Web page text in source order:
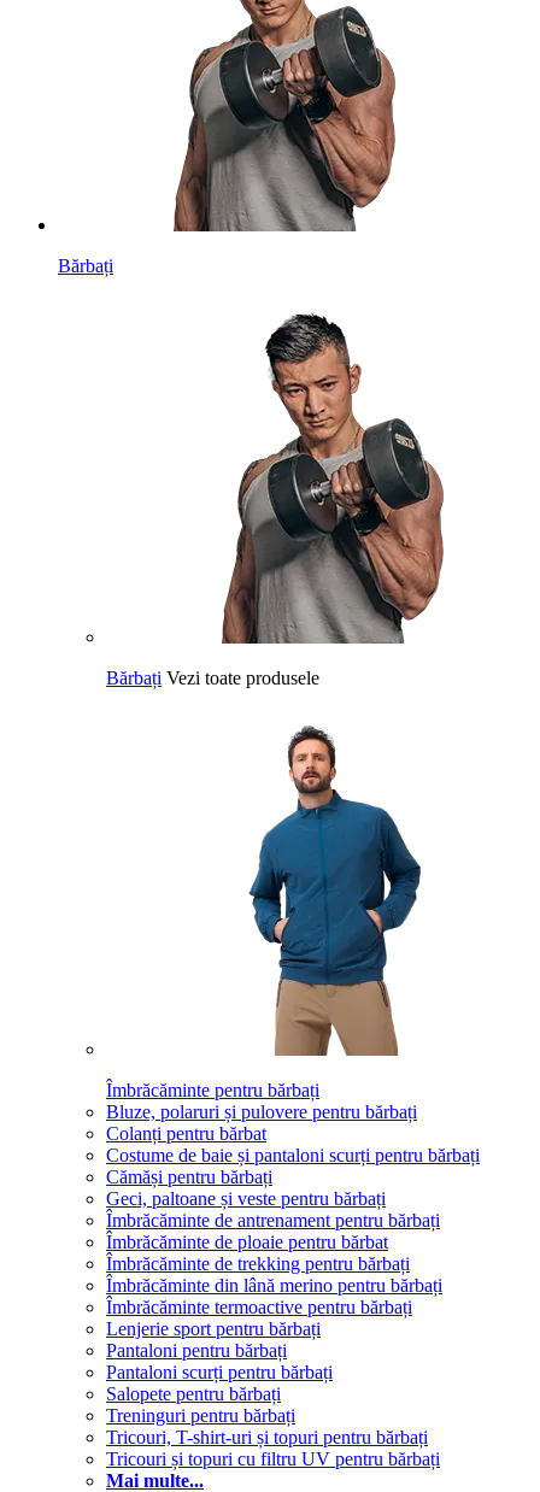
Bărbați
Bărbați Vezi toate produsele
Îmbrăcăminte pentru bărbați
Bluze, polaruri și pulovere pentru bărbați
Colanți pentru bărbat
Costume de baie și pantaloni scurți pentru bărbați
Cămăși pentru bărbați
Geci, paltoane și veste pentru bărbați
Îmbrăcăminte de antrenament pentru bărbați
Îmbrăcăminte de ploaie pentru bărbat
Îmbrăcăminte de trekking pentru bărbați
Îmbrăcăminte din lână merino pentru bărbați
Îmbrăcăminte termoactive pentru bărbați
Lenjerie sport pentru bărbați
Pantaloni pentru bărbați
Pantaloni scurți pentru bărbați
Salopete pentru bărbați
Treninguri pentru bărbați
Tricouri, T-shirt-uri și topuri pentru bărbați
Tricouri și topuri cu filtru UV pentru bărbați
Mai multe...